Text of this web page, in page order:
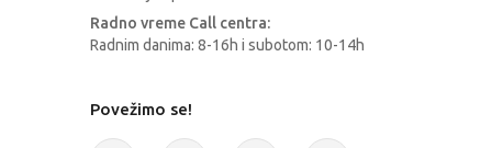
Radno vreme Call centra:
Radnim danima: 8-16h i subotom: 10-14h
Povežimo se!